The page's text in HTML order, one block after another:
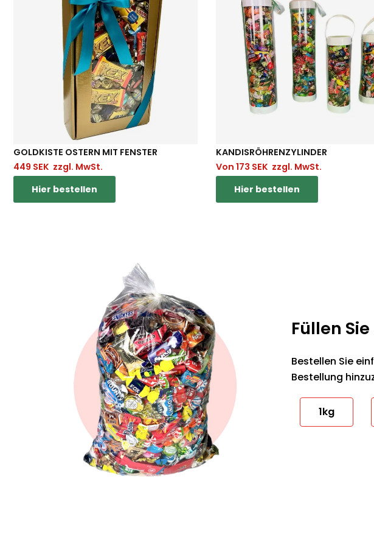
GOLDKISTE OSTERN MIT FENSTER
449 SEK zzgl. MwSt.
Hier bestellen
KANDISRÖHRENZYLINDER
Von 173 SEK zzgl. MwSt.
Hier bestellen
Füllen
Bestellen Sie
Bestellung
1kg